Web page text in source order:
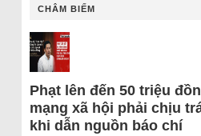
CHÂM BIẾM
Phạt lên đến 50 triệu
mạng xã hội phải chịu
khi dẫn nguồn báo chí